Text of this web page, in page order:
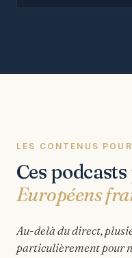
LES CONTENUS
Ces podcasts
Européens
Au-delà du direct,
particulièrement pour